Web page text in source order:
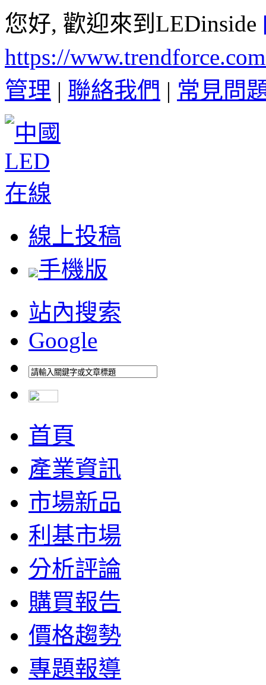
您好, 歡迎來到LEDinside
https://
管理 | 聯絡我們 | 常見問
線上投稿
手機版
站內搜索
Google
首頁
產業資訊
市場新品
利基市場
分析評論
購買報告
價格趨勢
專題報導